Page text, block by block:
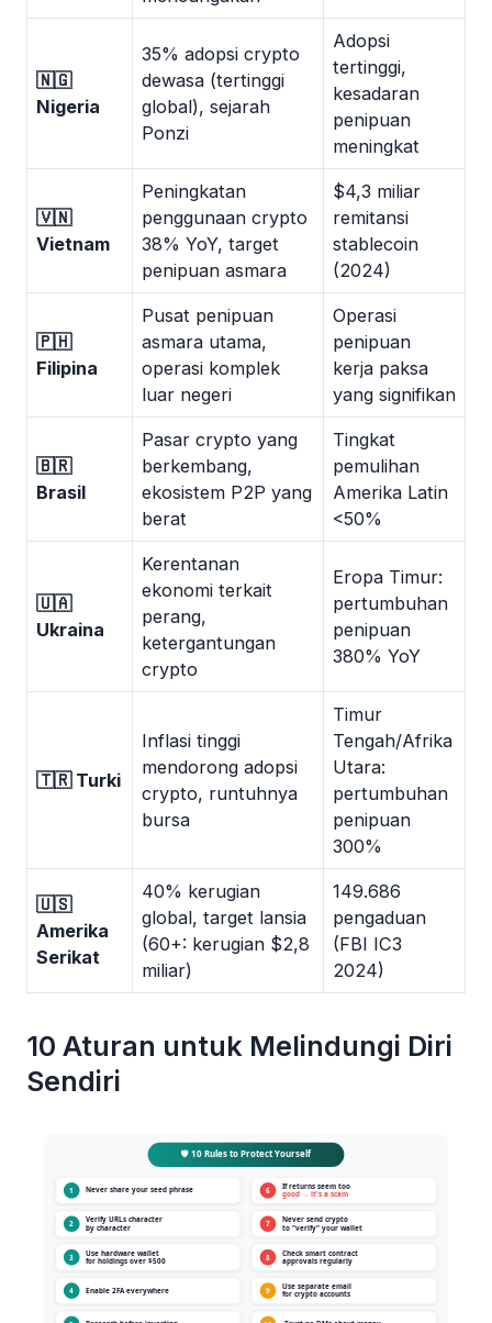
🇳🇬
Nigeria
35% adopsi crypto
dewasa (tertinggi
global), sejarah
Ponzi
Adopsi
tertinggi,
kesadaran
penipuan
meningkat
🇻🇳
Vietnam
Peningkatan
penggunaan crypto
38% YoY, target
penipuan asmara
$4,3 miliar
remitansi
stablecoin
(2024)
🇵🇭
Filipina
Pusat penipuan
asmara utama,
operasi komplek
luar negeri
Operasi
penipuan
kerja paksa
yang signifikan
🇧🇷
Brasil
Pasar crypto yang
berkembang,
ekosistem P2P yang
berat
Tingkat
pemulihan
Amerika Latin
<50%
🇺🇦
Ukraina
Kerentanan
ekonomi terkait
perang,
ketergantungan
crypto
Eropa Timur:
pertumbuhan
penipuan
380% YoY
🇹🇷 Turki
Inflasi tinggi
mendorong adopsi
crypto, runtuhnya
bursa
Timur
Tengah/Afrika
Utara:
pertumbuhan
penipuan
300%
🇺🇸
Amerika
Serikat
40% kerugian
global, target lansia
(60+: kerugian $2,8
miliar)
149.686
pengaduan
(FBI IC3
2024)
10 Aturan untuk Melindungi Diri
Sendiri